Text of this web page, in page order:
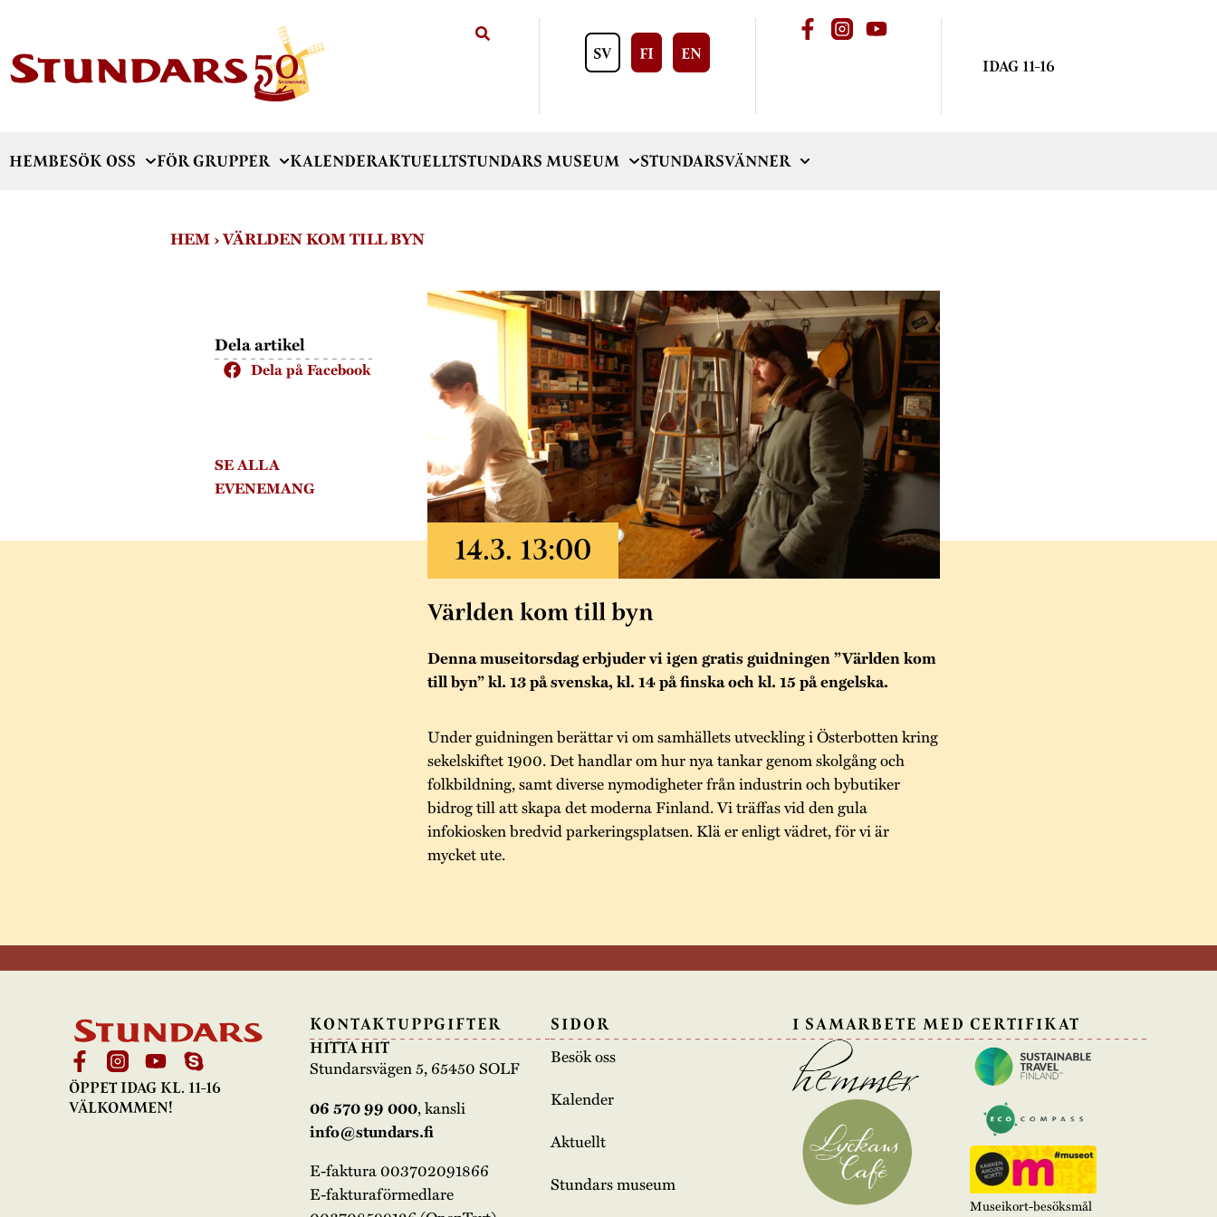
SV FI EN
IDAG 11-16
HEMBESÖK OSS FÖR GRUPPER KALENDERAKTUELLTSTUNDARS MUSEUM STUNDARSVÄNNER
HEM›VÄRLDEN KOM TILL BYN
Dela artikel
Dela på Facebook
SE ALLA
EVENEMANG
Världen kom till byn
Denna museitorsdag erbjuder vi igen gratis guidningen ”Världen kom
till byn” kl. 13 på svenska, kl. 14 på finska och kl. 15 på engelska.
Under guidningen berättar vi om samhällets utveckling i Österbotten kring
sekelskiftet 1900. Det handlar om hur nya tankar genom skolgång och
folkbildning, samt diverse nymodigheter från industrin och bybutiker
bidrog till att skapa det moderna Finland. Vi träffas vid den gula
infokiosken bredvid parkeringsplatsen. Klä er enligt vädret, för vi är
mycket ute.
ÖPPET IDAG KL. 11-16
VÄLKOMMEN!
KONTAKTUPPGIFTER
HITTA HIT
Stundarsvägen 5, 65450 SOLF
06 570 99 000, kansli
info@stundars.fi
E-faktura 003702091866
E-fakturaförmedlare
SIDOR
Besök oss
Kalender
Aktuellt
Stundars museum
I SAMARBETE MED CERTIFIKAT
Museikort-besöksmål